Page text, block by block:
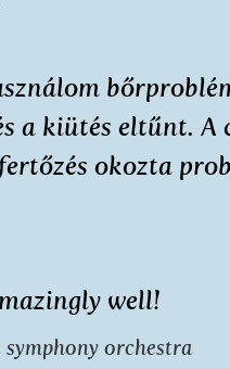
a kiütés eltűnt. A
okozta
well!
orchestra